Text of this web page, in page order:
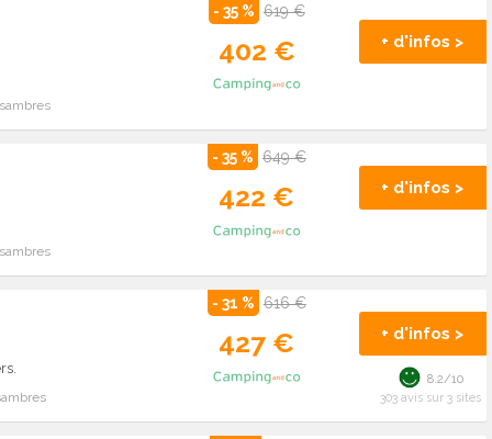
- 35 % 619 €
402 € + d'infos >
- 35 % 649 €
422 € + d'infos >
- 31 % 616 €
427 € + d'infos >
8.2/10
303 avis sur 3 sites